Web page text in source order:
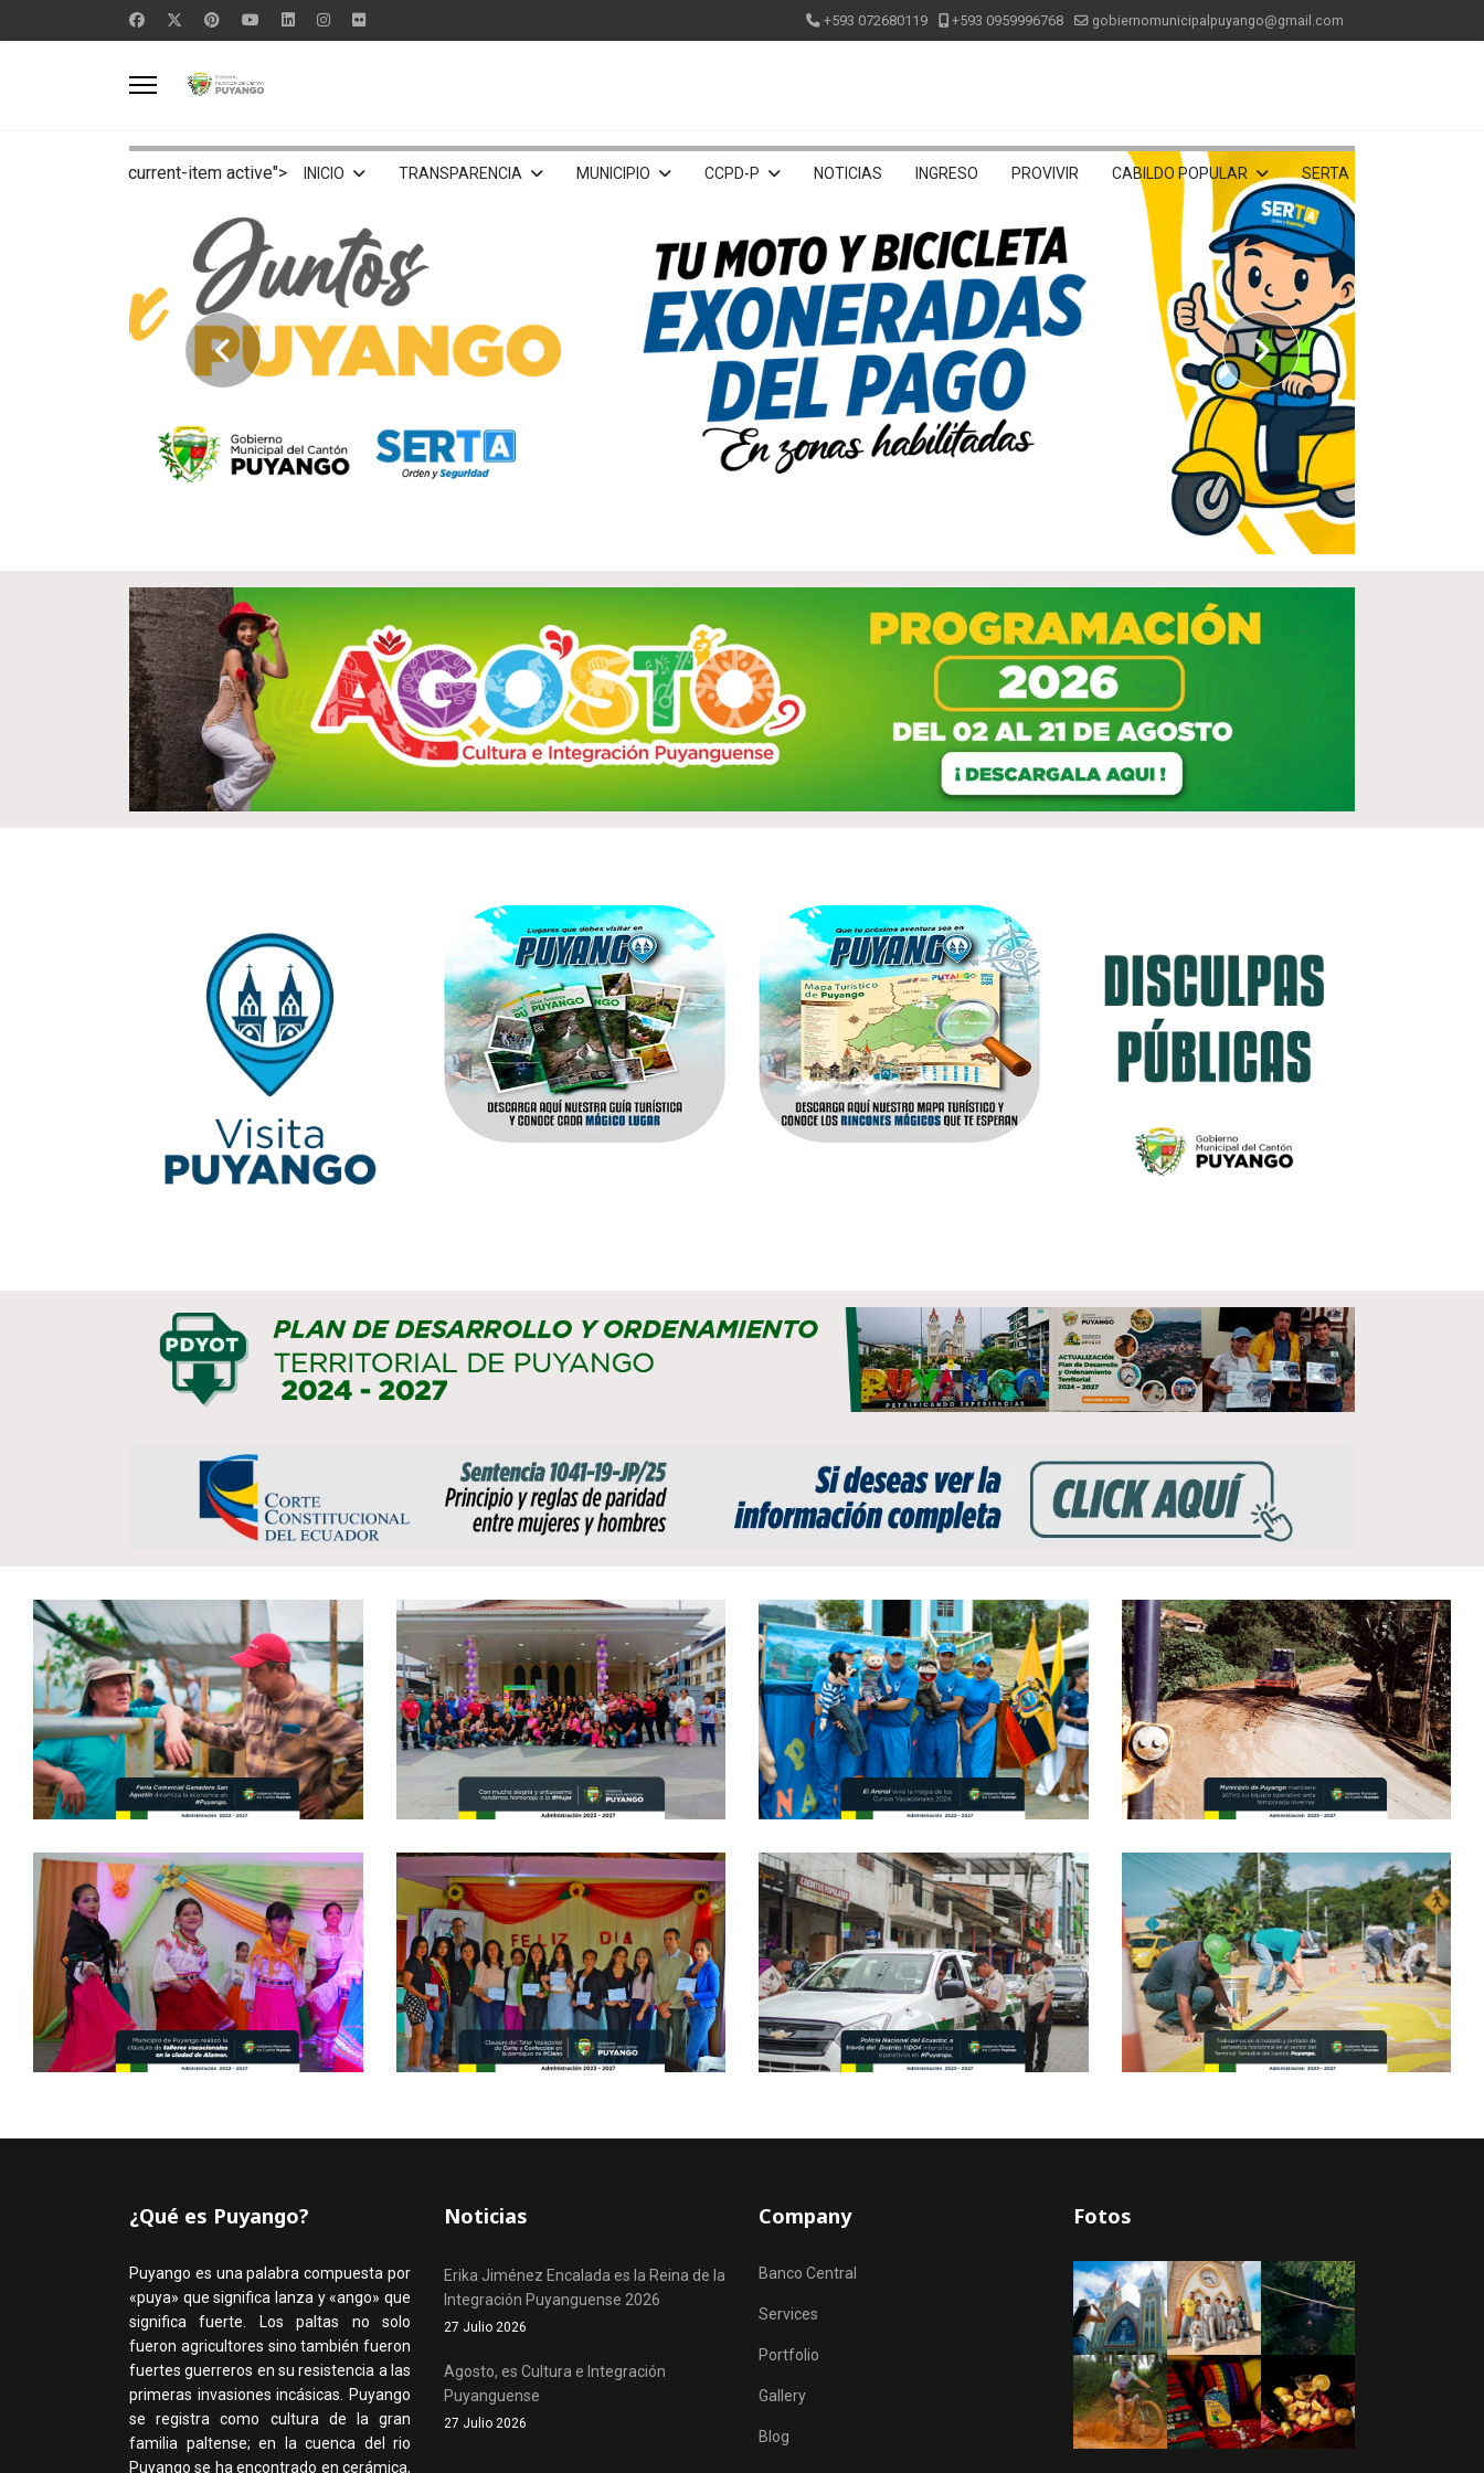
+593 072680119 +593 0959996768 gobiernomunicipalpuyango@gmail.com
current-item active"> INICIO TRANSPARENCIA MUNICIPIO CCPD-P NOTICIAS INGRESO PROVIVIR CABILDO POPULAR SERTA
¿Qué es Puyango?
Puyango es una palabra compuesta por
«puya» que significa lanza y «ango» que
significa fuerte. Los paltas no solo
fueron agricultores sino también fueron
fuertes guerreros en su resistencia a las
primeras invasiones incásicas. Puyango
se registra como cultura de la gran
familia paltense; en la cuenca del rio
Puyango se ha encontrado en cerámica,
Noticias
Erika Jiménez Encalada es la Reina de la
Integración Puyanguense 2026
27 Julio 2026
Agosto, es Cultura e Integración
Puyanguense
27 Julio 2026
Company
Banco Central
Services
Portfolio
Gallery
Blog
Fotos